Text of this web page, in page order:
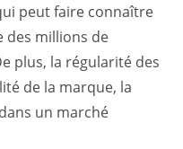
peut faire connaître
des millions de
plus, la régularité des
de la marque, la
un marché